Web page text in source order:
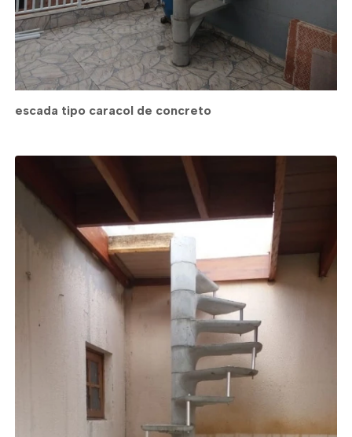
escada tipo caracol de concreto